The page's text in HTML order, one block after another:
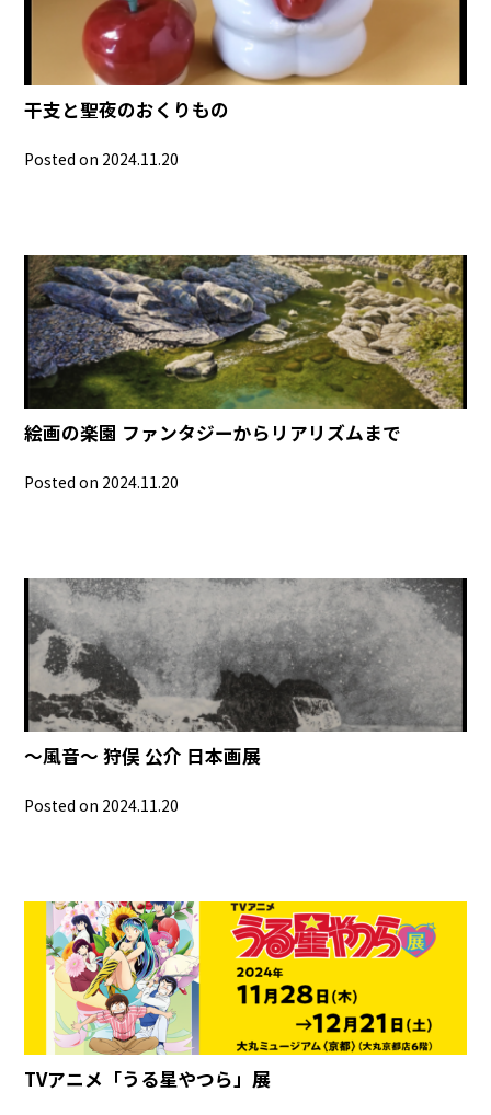
干支と聖夜のおくりもの
Posted on 2024.11.20
絵画の楽園 ファンタジーからリアリズムまで
Posted on 2024.11.20
～風音～ 狩俣 公介 日本画展
Posted on 2024.11.20
TVアニメ「うる星やつら」展